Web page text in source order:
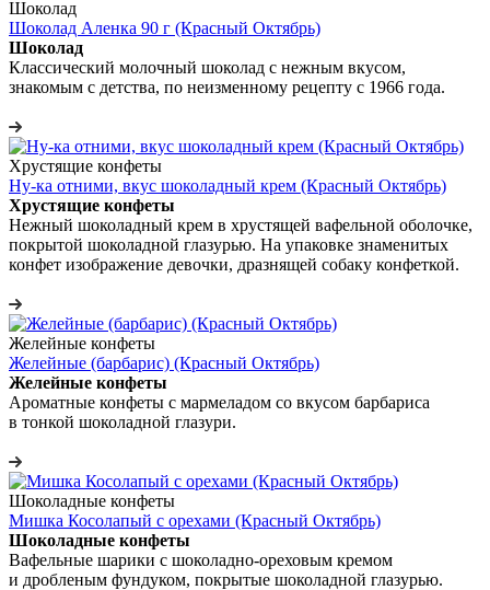
Шоколад
Шоколад Аленка 90 г (Красный Октябрь)
Шоколад
Классический молочный шоколад с нежным вкусом,
знакомым с детства, по неизменному рецепту с 1966 года.
Хрустящие конфеты
Ну-ка отними, вкус шоколадный крем (Красный Октябрь)
Хрустящие конфеты
Нежный шоколадный крем в хрустящей вафельной оболочке,
покрытой шоколадной глазурью. На упаковке знаменитых
конфет изображение девочки, дразнящей собаку конфеткой.
Желейные конфеты
Желейные (барбарис) (Красный Октябрь)
Желейные конфеты
Ароматные конфеты с мармеладом со вкусом барбариса
в тонкой шоколадной глазури.
Шоколадные конфеты
Мишка Косолапый с орехами (Красный Октябрь)
Шоколадные конфеты
Вафельные шарики с шоколадно-ореховым кремом
и дробленым фундуком, покрытые шоколадной глазурью.